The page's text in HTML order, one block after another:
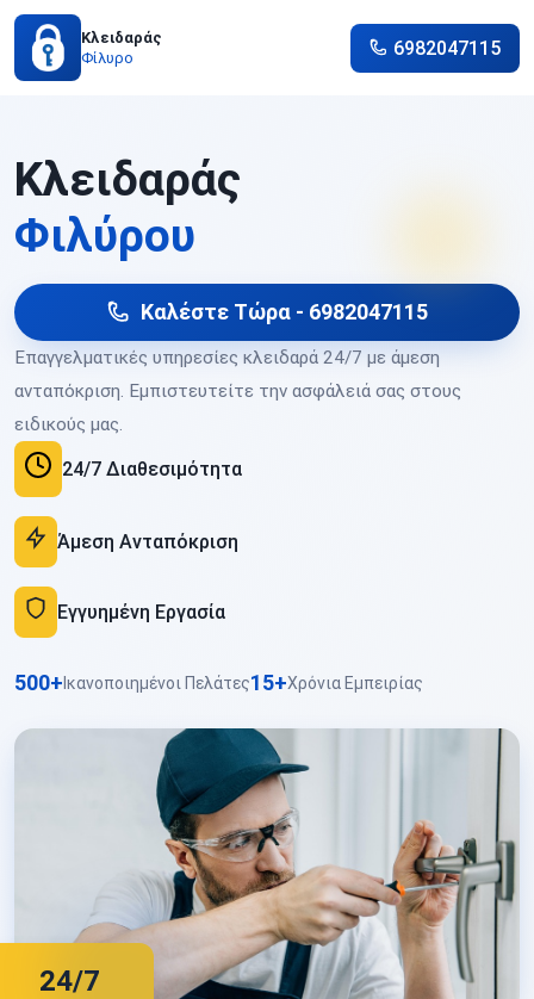
Κλειδαράς
Φίλυρο
6982047115
Κλειδαράς
Φιλύρου
Καλέστε Τώρα - 6982047115
Επαγγελματικές υπηρεσίες κλειδαρά 24/7 με άμεση
ανταπόκριση. Εμπιστευτείτε την ασφάλειά σας στους
ειδικούς μας.
24/7 Διαθεσιμότητα
Άμεση Ανταπόκριση
Εγγυημένη Εργασία
500+ Ικανοποιημένοι Πελάτες15+Χρόνια Εμπειρίας
24/7